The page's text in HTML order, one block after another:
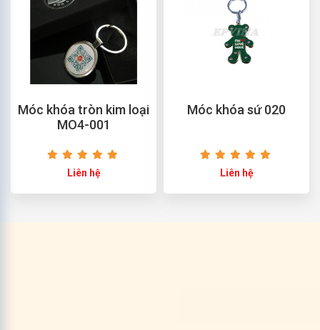
Móc khóa tròn kim loại
MO4-001
Liên hệ
Móc khóa sứ 020
Liên hệ